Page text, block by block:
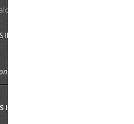
INFORMACIÓN
en hebreo
INFORMACIÓN